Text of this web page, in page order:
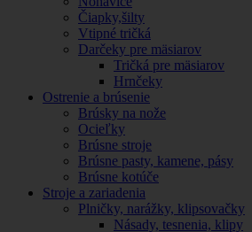
Čiapky,šilty
Vtipné tričká
Darčeky pre mäsiarov
Tričká pre mäsiarov
Hrnčeky
Ostrenie a brúsenie
Brúsky na nože
Ocieľky
Brúsne stroje
Brúsne pasty, kamene, pásy
Brúsne kotúče
Stroje a zariadenia
Plničky, narážky, klipsovačky
Násady, tesnenia, klipy